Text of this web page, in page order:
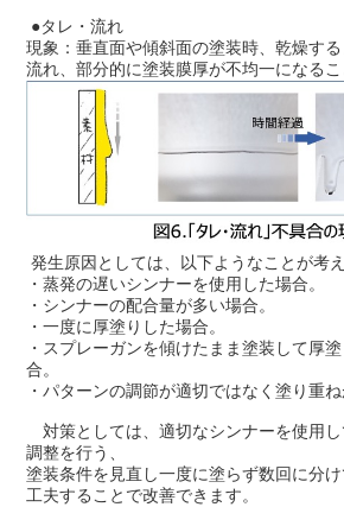
●タレ・流れ
現象：垂直面や傾斜面の塗装時、乾燥す
流れ、部分的に塗装膜厚が不均一になるこ
発生原因としては、以下ようなことが考え
・蒸発の遅いシンナーを使用した場合。
・シンナーの配合量が多い場合。
・一度に厚塗りした場合。
・スプレーガンを傾けたまま塗装して厚
合。
・パターンの調節が適切ではなく塗り重ね
対策としては、適切なシンナーを使用
調整を行う、
塗装条件を見直し一度に塗らず数回に分け
工夫することで改善できます。